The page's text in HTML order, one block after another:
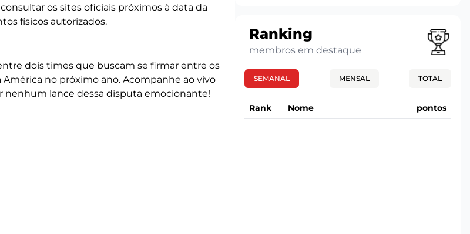
os sites oficiais próximos à data da
físicos autorizados.
dois times que buscam se firmar entre os
no próximo ano. Acompanhe ao vivo
nenhum lance dessa disputa emocionante!
Ranking
membros em destaque
SEMANAL MENSAL TOTAL
Rank Nome pontos